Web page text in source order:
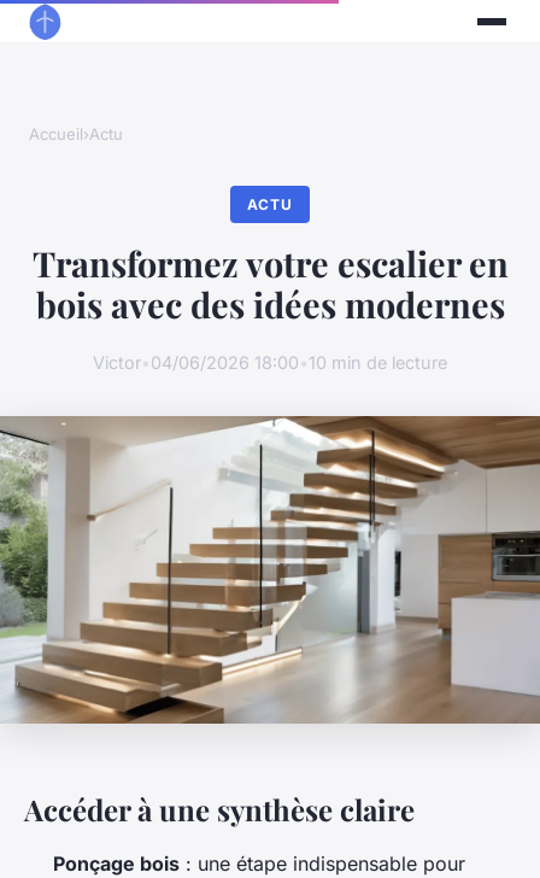
Accueil›Actu
ACTU
Transformez votre escalier en
bois avec des idées modernes
Victor•04/06/2026 18:00•10 min de lecture
Accéder à une synthèse claire
Ponçage bois : une étape indispensable pour